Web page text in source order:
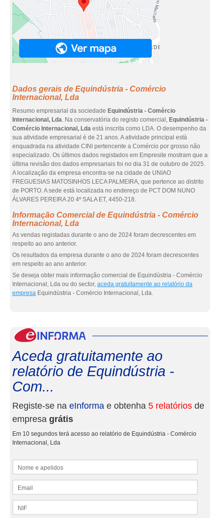
Dados gerais de Equindústria - Comércio
Internacional, Lda
Resumo empresarial da sociedade Equindústria - Comércio
Internacional, Lda. Na conservatória do registo comercial, Equindústria -
Comércio Internacional, Lda está inscrita como LDA. O desempenho da
sua atividade empresarial é de 21 anos. A atividade principal está
enquadrada na atividade CINI pertencente a Comércio por grosso não
especializado. Os últimos dados registados em Empresite mostram que a
última revisão dos dados empresariais foi no dia 31 de outubro de 2025.
A localização da empresa encontra-se na cidade de UNIAO
FREGUESIAS MATOSINHOS LECA PALMEIRA, que pertence ao distrito
de PORTO. A sede está localizada no endereço de PCT DOM NUNO
ÁLVARES PEREIRA 20 4º SALA ET, 4450-218.
Informação Comercial de Equindústria - Comércio
Internacional, Lda
As vendas registadas durante o ano de 2024 foram decrescentes em
respeito ao ano anterior.
Os resultados da empresa durante o ano de 2024 foram decrescentes
em respeito ao ano anterior.
Se deseja obter mais informação comercial de Equindústria - Comércio
Internacional, Lda ou do sector, aceda gratuitamente ao relatório da
empresa Equindústria - Comércio Internacional, Lda.
Aceda gratuitamente ao
relatório de Equindústria -
Com...
Registe-se na eInforma e obtenha 5 relatórios de
empresa grátis
Em 10 segundos terá acesso ao relatório de Equindústria - Comércio
Internacional, Lda